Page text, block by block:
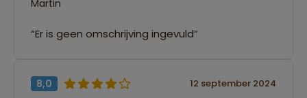
Martin
“Er is geen omschrijving ingevuld”
8,0 12 september 2024